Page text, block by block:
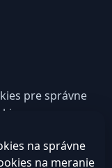
pre správne
na
na správne
na meranie